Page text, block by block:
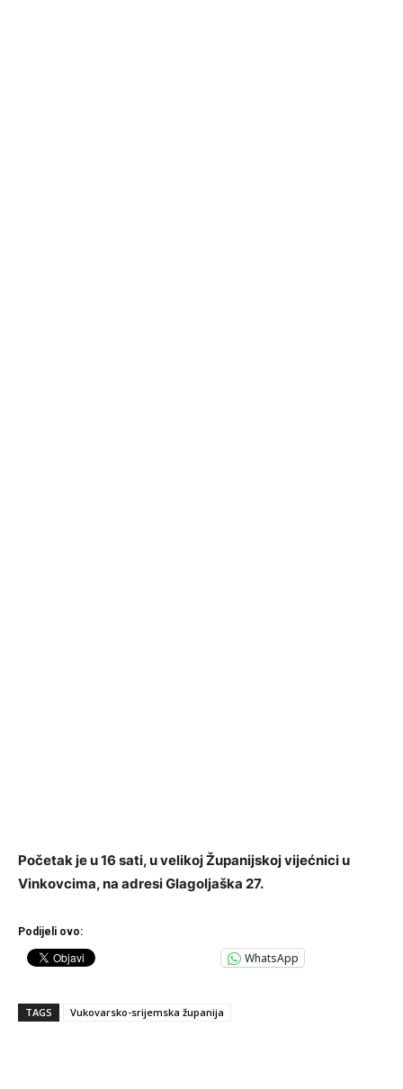
Početak je u 16 sati, u velikoj Županijskoj vijećnici u
Vinkovcima, na adresi Glagoljaška 27.
Podijeli ovo:
WhatsApp
TAGS Vukovarsko-srijemska županija